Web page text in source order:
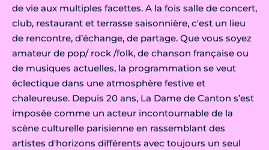
de vie aux multiples facettes. A la fois salle de concert,
club, restaurant et terrasse saisonnière, c'est un lieu
de rencontre, d’échange, de partage. Que vous soyez
amateur de pop/ rock /folk, de chanson française ou
de musiques actuelles, la programmation se veut
éclectique dans une atmosphère festive et
chaleureuse. Depuis 20 ans, La Dame de Canton s’est
imposée comme un acteur incontournable de la
scène culturelle parisienne en rassemblant des
artistes d'horizons différents avec toujours un seul